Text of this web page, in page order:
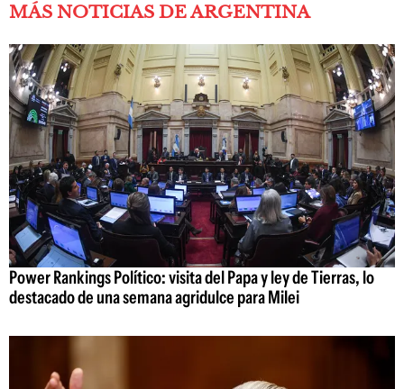
MÁS NOTICIAS DE ARGENTINA
Power Rankings Político: visita del Papa y ley de Tierras, lo
destacado de una semana agridulce para Milei